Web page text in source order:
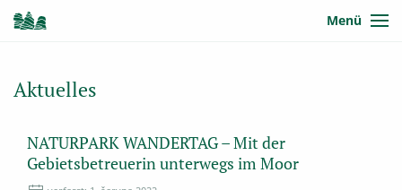
Menü
Aktuelles
NATURPARK WANDERTAG – Mit der
Gebietsbetreuerin unterwegs im Moor